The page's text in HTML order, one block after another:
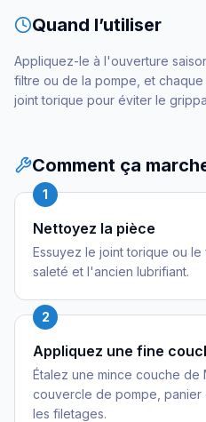
Quand l’utiliser
Appliquez-le à l'ouverture
filtre ou de la pompe, et
joint torique pour éviter le
Comment ça
1
Nettoyez la pièce
Essuyez le joint torique ou
saleté et l'ancien lubrifiant.
2
Appliquez une fine
Étalez une mince couche de
couvercle de pompe, panier
les filetages.